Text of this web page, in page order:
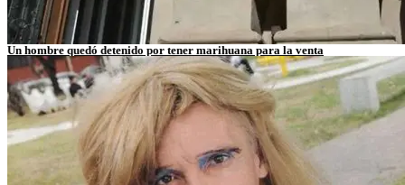
Un hombre quedó detenido por tener marihuana para la venta